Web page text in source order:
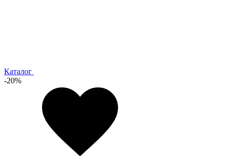
Каталог
-20%